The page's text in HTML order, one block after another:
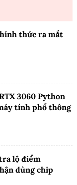
thức ra mắt
3060 Python
tính phổ thông
lộ điểm
dùng chip